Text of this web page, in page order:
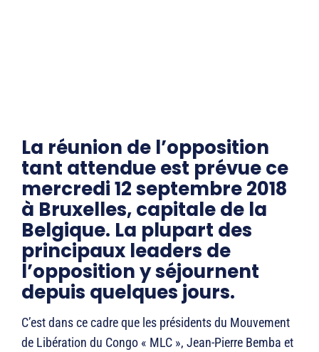
La réunion de l’opposition
tant attendue est prévue ce
mercredi 12 septembre 2018
à Bruxelles, capitale de la
Belgique. La plupart des
principaux leaders de
l’opposition y séjournent
depuis quelques jours.
C’est dans ce cadre que les présidents du Mouvement
de Libération du Congo « MLC », Jean-Pierre Bemba et